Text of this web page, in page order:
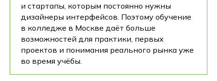
и стартапы, которым постоянно нужны
дизайнеры интерфейсов. Поэтому обучение
в колледже в Москве даёт больше
возможностей для практики, первых
проектов и понимания реального рынка уже
во время учёбы.